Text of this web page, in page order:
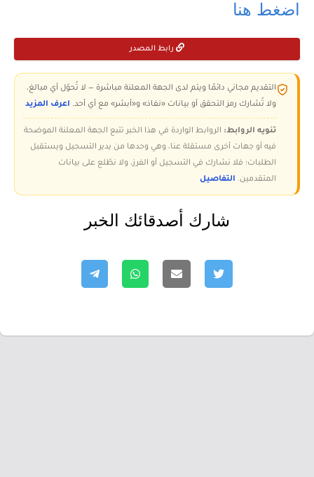
اضغط هنا
رابط المصدر
التقديم مجاني دائمًا ويتم لدى الجهة المعلنة مباشرة — لا تُحوّل أي مبالغ،
ولا تُشارك رمز التحقق أو بيانات «نفاذ» و«أبشر» مع أي أحد. اعرف المزيد
تنويه الروابط: الروابط الواردة في هذا الخبر تتبع الجهة المعلنة الموضحة
فيه أو جهات أخرى مستقلة عنا، وهي وحدها من يدير التسجيل ويستقبل
الطلبات؛ فلا نشارك في التسجيل أو الفرز، ولا نطّلع على بيانات
المتقدمين. التفاصيل
شارك أصدقائك الخبر